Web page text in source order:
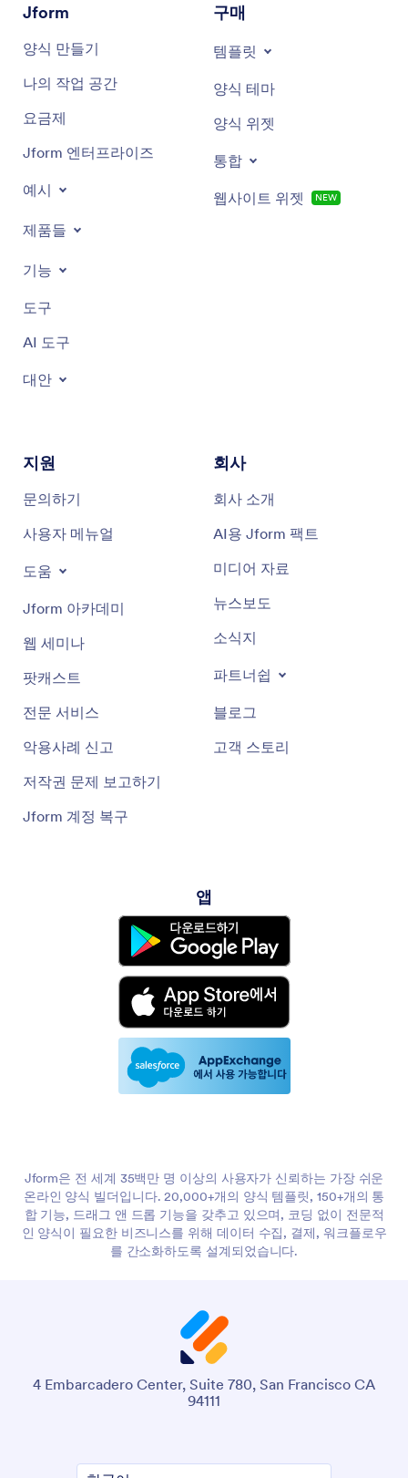
Jform
양식 만들기
나의 작업 공간
요금제
Jform 엔터프라이즈
예시
제품들
기능
도구
AI 도구
대안
구매
템플릿
양식 테마
양식 위젯
통합
웹사이트 위젯 NEW
지원
문의하기
사용자 메뉴얼
도움
Jform 아카데미
웹 세미나
팟캐스트
전문 서비스
악용사례 신고
저작권 문제 보고하기
Jform 계정 복구
회사
회사 소개
AI용 Jform 팩트
미디어 자료
뉴스보도
소식지
파트너쉽
블로그
고객 스토리
앱
Jform은 전 세계 35백만 명 이상의 사용자가 신뢰하는 가장 쉬운
온라인 양식 빌더입니다. 20,000+개의 양식 템플릿, 150+개의 통
합 기능, 드래그 앤 드롭 기능을 갖추고 있으며, 코딩 없이 전문적
인 양식이 필요한 비즈니스를 위해 데이터 수집, 결제, 워크플로우
를 간소화하도록 설계되었습니다.
4 Embarcadero Center, Suite 780, San Francisco CA
94111